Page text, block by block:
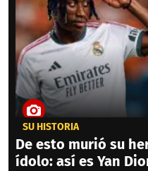
SU HISTORIA
De esto murió su
ídolo: así es Yan